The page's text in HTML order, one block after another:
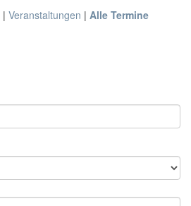
| Veranstaltungen | Alle Termine